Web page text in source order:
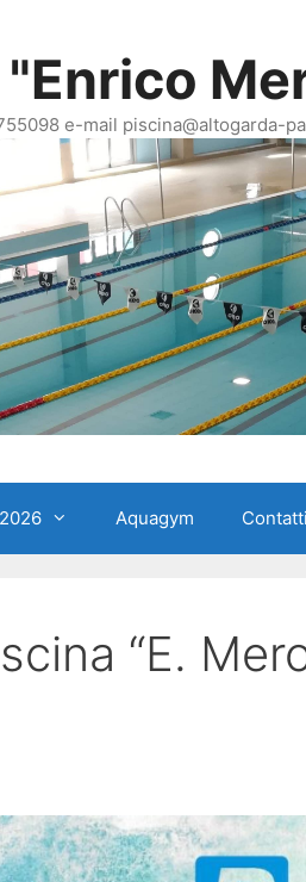
e-mail piscina@altogarda-
Aquagym Contatti
“E.